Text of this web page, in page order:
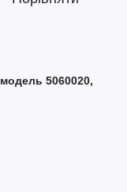
5060020,